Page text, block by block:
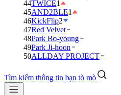
44TWICE1
45AND2BLE1
46KickFlip2
47Red Velvet
48Park Bo-young
49Park Ji-hoon
50ALLDAY PROJECT
Tìm kiếm thông tin bạn tò mò